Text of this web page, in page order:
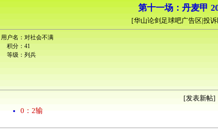
第十一场：丹麦甲
[华山论剑足球吧广告区|投
用户名： 对社会不满
积分： 41
等级： 列兵
[发表新帖]
0：2输